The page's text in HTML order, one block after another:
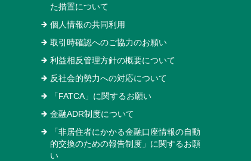
た措置について
個人情報の共同利用
取引時確認へのご協力のお願い
利益相反管理方針の概要について
反社会的勢力への対応について
「FATCA」に関するお願い
金融ADR制度について
「非居住者にかかる金融口座情報の自動
的交換のための報告制度」に関するお願
い